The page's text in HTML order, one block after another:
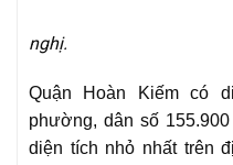
nghị.
Quận Hoàn Kiếm có
phường, dân số
diện tích nhỏ nhất trên